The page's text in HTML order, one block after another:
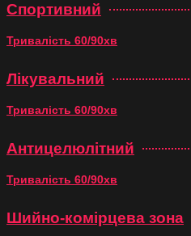
Спортивний
Тривалість 60/90хв
Лікувальний
Тривалість 60/90хв
Антицелюлітний
Тривалість 60/90хв
Шийно-комірцева зона